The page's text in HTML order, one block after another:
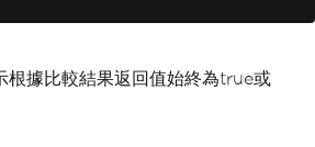
據比較結果返回值始終為true或